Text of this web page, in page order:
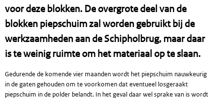
voor deze blokken. De overgrote deel van de
blokken piepschuim zal worden gebruikt bij de
werkzaamheden aan de Schipholbrug, maar daar
is te weinig ruimte om het materiaal op te slaan.
Gedurende de komende vier maanden wordt het piepschuim nauwkeurig
in de gaten gehouden om te voorkomen dat eventueel losgeraakt
piepschuim in de polder belandt. In het geval daar wel sprake van is wordt